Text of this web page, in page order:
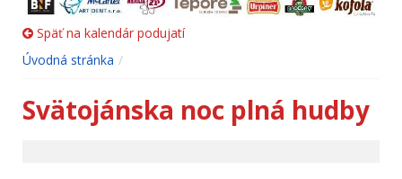
Späť na kalendár podujatí
Úvodná stránka
Svätojánska noc plná hudby